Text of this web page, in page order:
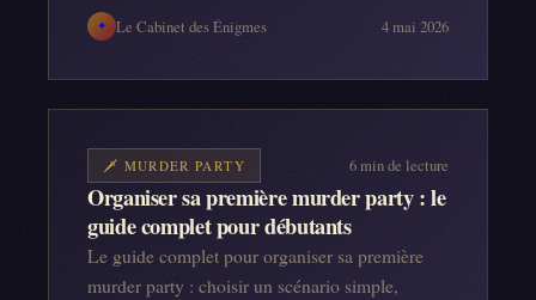
✦ Le Cabinet des Énigmes 4 mai 2026
🗡️ MURDER PARTY 6min de lecture
Organiser sa première murder party : le
guide complet pour débutants
Le guide complet pour organiser sa première
murder party : choisir un scénario simple,